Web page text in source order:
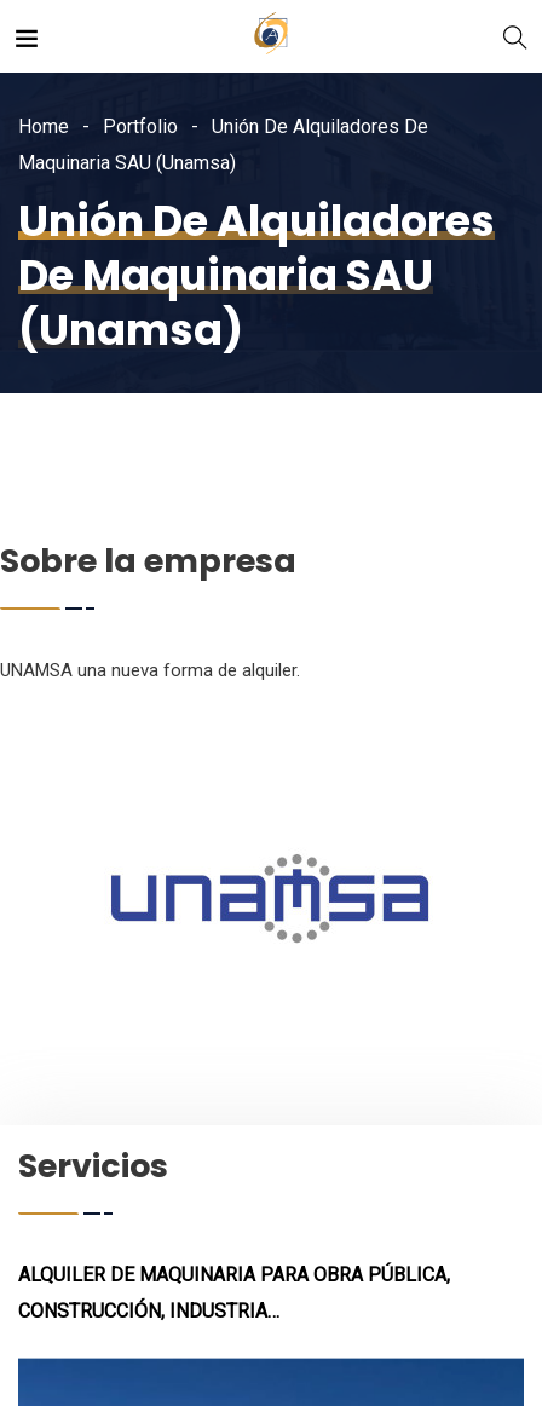
Home Portfolio
Unión De Alquiladores De
Maquinaria SAU (Unamsa)
Unión De Alquiladores
De Maquinaria SAU
(Unamsa)
Sobre la empresa
UNAMSA una nueva forma de alquiler.
Servicios
ALQUILER DE MAQUINARIA PARA OBRA PÚBLICA,
CONSTRUCCIÓN, INDUSTRIA…